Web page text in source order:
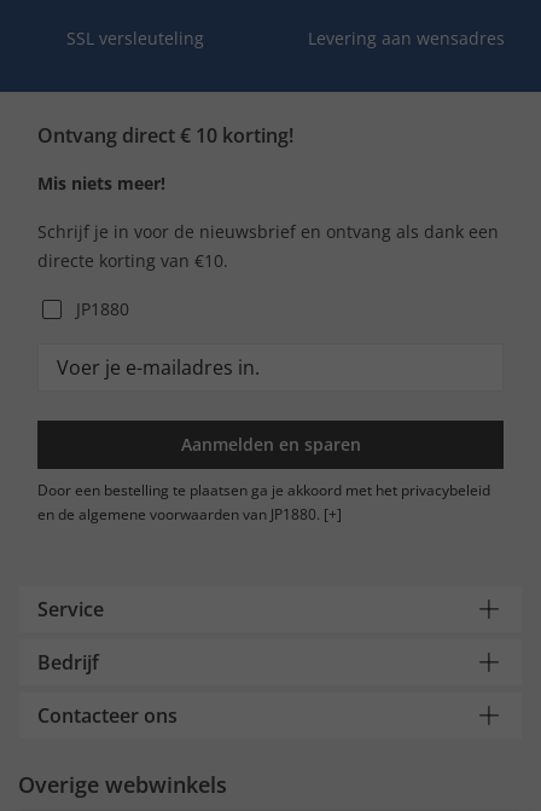
SSL versleuteling Levering aan wensadres
Ontvang direct € 10 korting!
Mis niets meer!
Schrijf je in voor de nieuwsbrief en ontvang als dank een
directe korting van €10.
JP1880
Aanmelden en sparen
Door een bestelling te plaatsen ga je akkoord met het privacybeleid
en de algemene voorwaarden van JP1880. [+]
Service
Bedrijf
Contacteer ons
Overige webwinkels